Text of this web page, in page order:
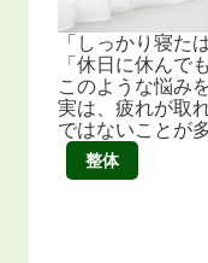
「しっかり寝た
「休日に休んで
このような悩み
実は、疲れが取
ではないことが
整体